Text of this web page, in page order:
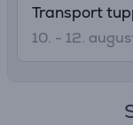
Transport
10. - 12.